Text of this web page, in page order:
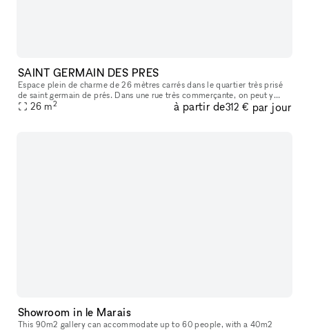
SAINT GERMAIN DES PRES
Espace plein de charme de 26 mètres carrés dans le quartier très prisé
de saint germain de prés. Dans une rue très commerçante, on peut y
apercevoir le carré saint germain, idéal pour y accueillir sa
26 m2 à partir de312 € par jour
Showroom in le Marais
This 90m2 gallery can accommodate up to 60 people, with a 40m2